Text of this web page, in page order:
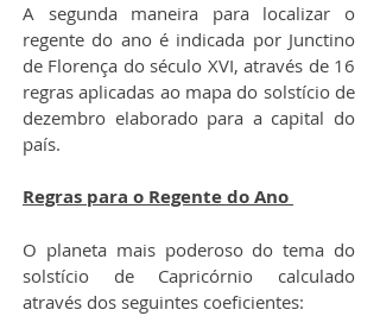
A segunda maneira para localizar o
regente do ano é indicada por Junctino
de Florença do século XVI, através de 16
regras aplicadas ao mapa do solstício de
dezembro elaborado para a capital do
país.
Regras para o Regente do Ano
O planeta mais poderoso do tema do
solstício de Capricórnio calculado
através dos seguintes coeficientes: